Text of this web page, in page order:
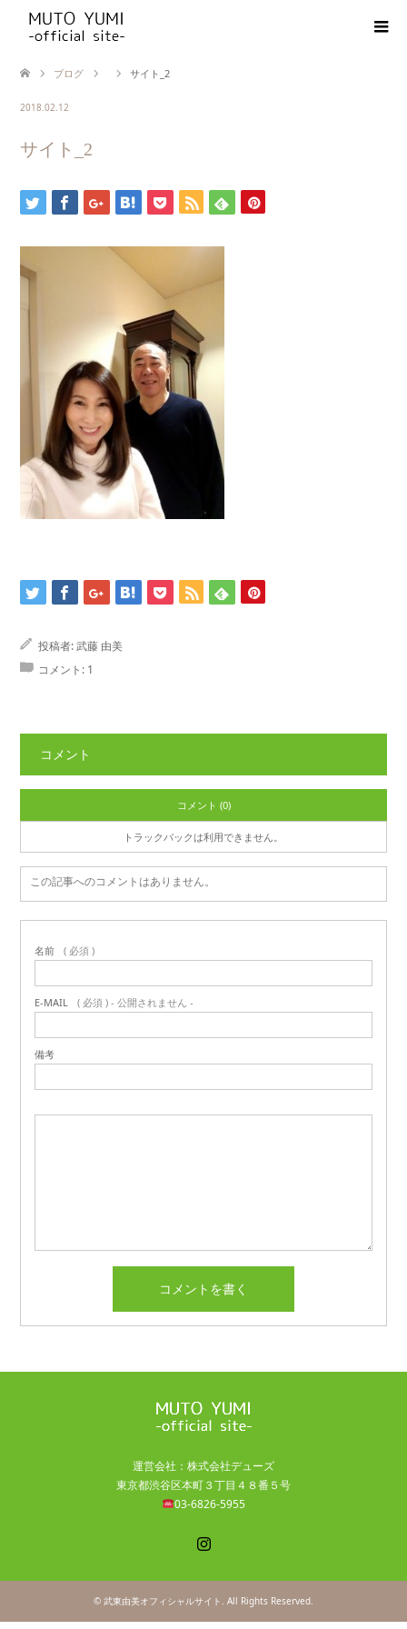
ブログ サイト_2
2018.02.12
サイト_2
投稿者:武藤 由美
コメント: 1
コメント
コメント (0)
トラックバックは利用できません。
この記事へのコメントはありません。
名前 ( 必須 )
E-MAIL ( 必須 ) - 公開されません -
備考
運営会社：株式会社デューズ
東京都渋谷区本町３丁目４８番５号
03-6826-5955
© 武東由美オフィシャルサイト . All Rights Reserved.